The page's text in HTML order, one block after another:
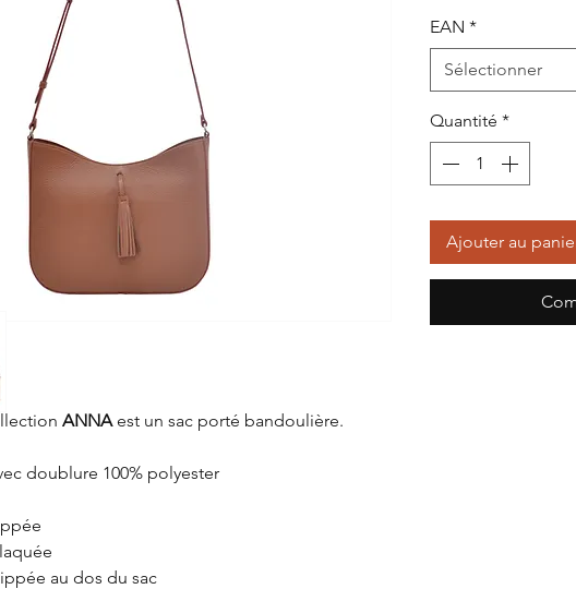
ANNA est un sac porté bandoulière.
doublure 100% polyester
au dos du sac
EAN *
Sélectionner
Quantité *
Ajouter au